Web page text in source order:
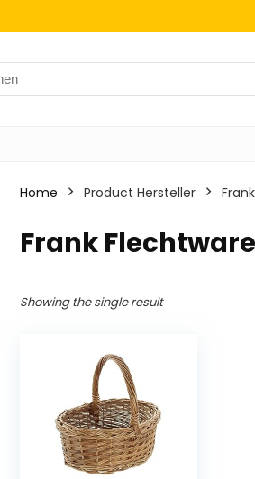
Home Product Hersteller
‎Frank
Showing the single result